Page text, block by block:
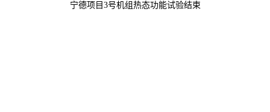
宁德项目3号机组热态功能试验结束